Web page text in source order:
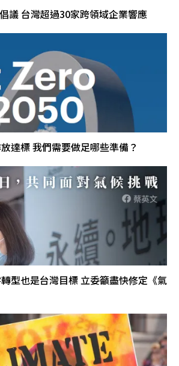
議 台灣超過30家跨領域企業響應
達標 我們需要做足哪些準備？
型也是台灣目標 立委籲盡快修定《氣